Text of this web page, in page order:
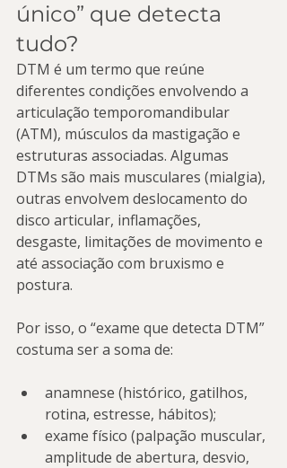
único” que detecta
tudo?
DTM é um termo que reúne
diferentes condições envolvendo a
articulação temporomandibular
(ATM), músculos da mastigação e
estruturas associadas. Algumas
DTMs são mais musculares (mialgia),
outras envolvem deslocamento do
disco articular, inflamações,
desgaste, limitações de movimento e
até associação com bruxismo e
postura.
Por isso, o “exame que detecta DTM”
costuma ser a soma de:
anamnese (histórico, gatilhos,
rotina, estresse, hábitos);
exame físico (palpação muscular,
amplitude de abertura, desvio,